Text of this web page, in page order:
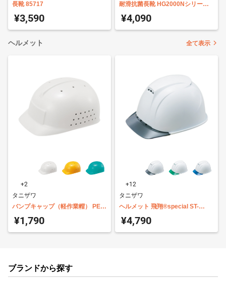
長靴 85717
¥3,590
耐滑抗菌長靴 HG2000Nシリーズ
ハイグリップ
¥4,090
ヘルメット 全て表示
+2
タニザワ
バンプキャップ（軽作業帽） PE製
ST-144-N
¥1,790
+12
タニザワ
ヘルメット 飛翔®special ST-
1830-JZ2
¥4,790
ブランドから探す